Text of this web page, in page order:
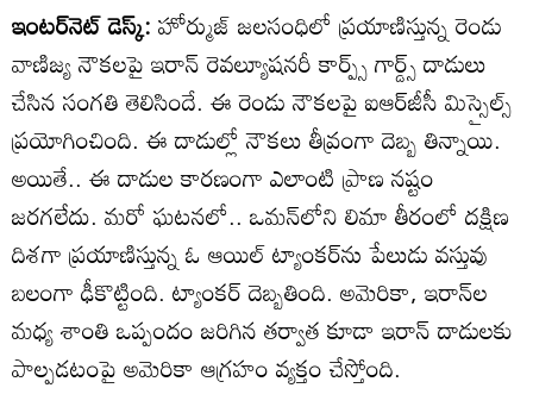
ఇంటర్‌నెట్ డెస్క్:హోర్ముజ్‌ జలసంధిలో ప్రయాణిస్తున్న రెండు
వాణిజ్య నౌకలపై ఇరాన్ రెవల్యూషనరీ కార్ప్స్ గార్డ్స్ దాడులు
చేసిన సంగతి తెలిసిందే. ఈ రెండు నౌకలపై ఐఆర్‌జీసీ మిస్సైల్స్
ప్రయోగించింది. ఈ దాడుల్లో నౌకలు తీవ్రంగా దెబ్బ తిన్నాయి.
అయితే.. ఈ దాడుల కారణంగా ఎలాంటి ప్రాణ నష్టం
జరగలేదు. మరో ఘటనలో.. ఒమన్‌లోని లిమా తీరంలో దక్షిణ
దిశగా ప్రయాణిస్తున్న ఓ ఆయిల్ ట్యాంకర్‌ను పేలుడు వస్తువు
బలంగా ఢీకొట్టింది. ట్యాంకర్ దెబ్బతింది. అమెరికా, ఇరాన్‌ల
మధ్య శాంతి ఒప్పందం జరిగిన తర్వాత కూడా ఇరాన్ దాడులకు
పాల్పడటంపై అమెరికా ఆగ్రహం వ్యక్తం చేస్తోంది.